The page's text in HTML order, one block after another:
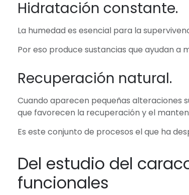
Hidratación constante.
La humedad es esencial para la
Por eso produce sustancias que ayudan
Recuperación natural.
Cuando aparecen pequeñas alteraciones
que favorecen la recuperación y el
Es este conjunto de procesos el que ha
Del estudio del
funcionales